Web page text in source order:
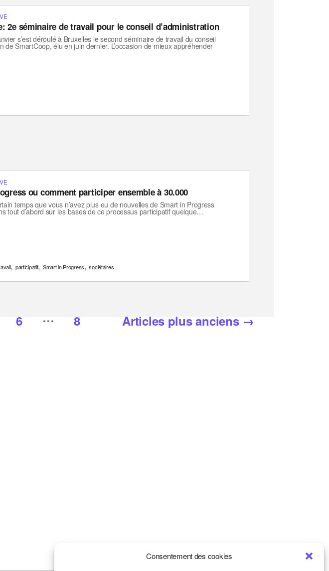
Consentement des cookies
2e séminaire de travail pour le conseil d’administration
s’est déroulé à Bruxelles le second séminaire de travail du conseil
de SmartCoop, élu en juin dernier. L’occasion de mieux appréhender
ou comment participer ensemble à 30.000
temps que vous n’avez plus eu de nouvelles de Smart in Progress
tout d’abord sur les bases de ce processus participatif quelque…
, participatif, Smart in Progress,sociétaires
6 … 8 Articles plus anciens →